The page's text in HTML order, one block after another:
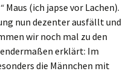
Maus (ich japse vor Lachen).
nun dezenter ausfällt und
wir noch mal zu den
erklärt: Im
die Männchen mit